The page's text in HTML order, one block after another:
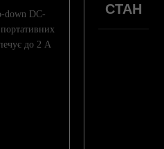
down DC-
до 2 А
СТАН